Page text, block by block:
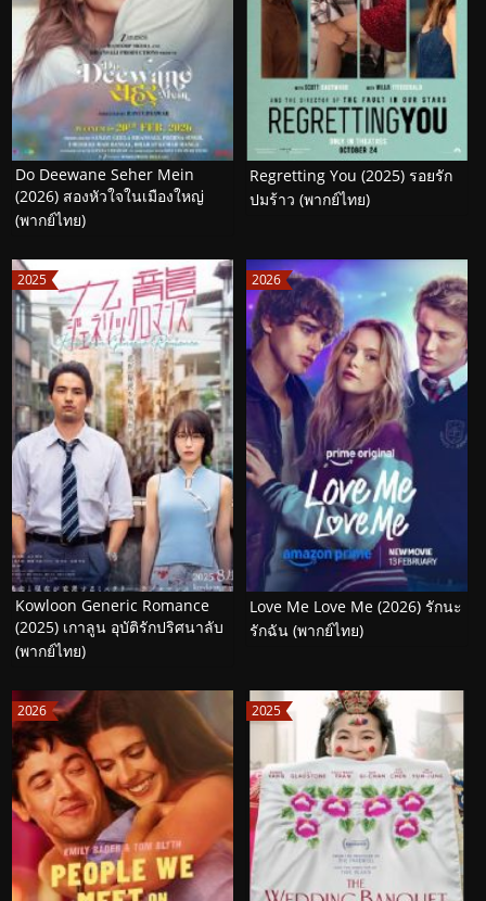
Do Deewane Seher Mein
(2026) สองหัวใจในเมืองใหญ่
(พากย์ไทย)
Regretting You (2025) รอยรัก
ปมร้าว (พากย์ไทย)
2025
Kowloon Generic Romance
(2025) เกาลูน อุบัติรักปริศนาลับ
(พากย์ไทย)
2026
Love Me Love Me (2026) รักนะ
รักฉัน (พากย์ไทย)
2026 2025